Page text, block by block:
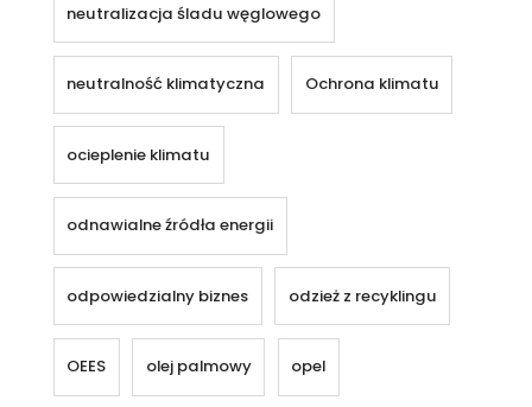
neutralizacja śladu węglowego
neutralność klimatyczna Ochrona klimatu
ocieplenie klimatu
odnawialne źródła energii
odpowiedzialny biznes odzież z recyklingu
OEES olej palmowy opel